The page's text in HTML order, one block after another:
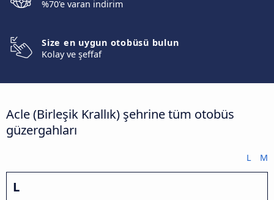
%70'e varan indirim
Size en uygun otobüsü bulun
Kolay ve şeffaf
Acle (Birleşik Krallık) şehrine tüm otobüs
güzergahları
L M
L